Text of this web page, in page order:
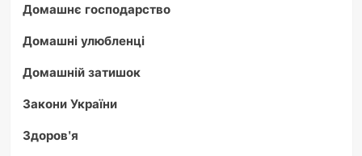
Домашнє господарство
Домашні улюбленці
Домашній затишок
Закони України
Здоров'я